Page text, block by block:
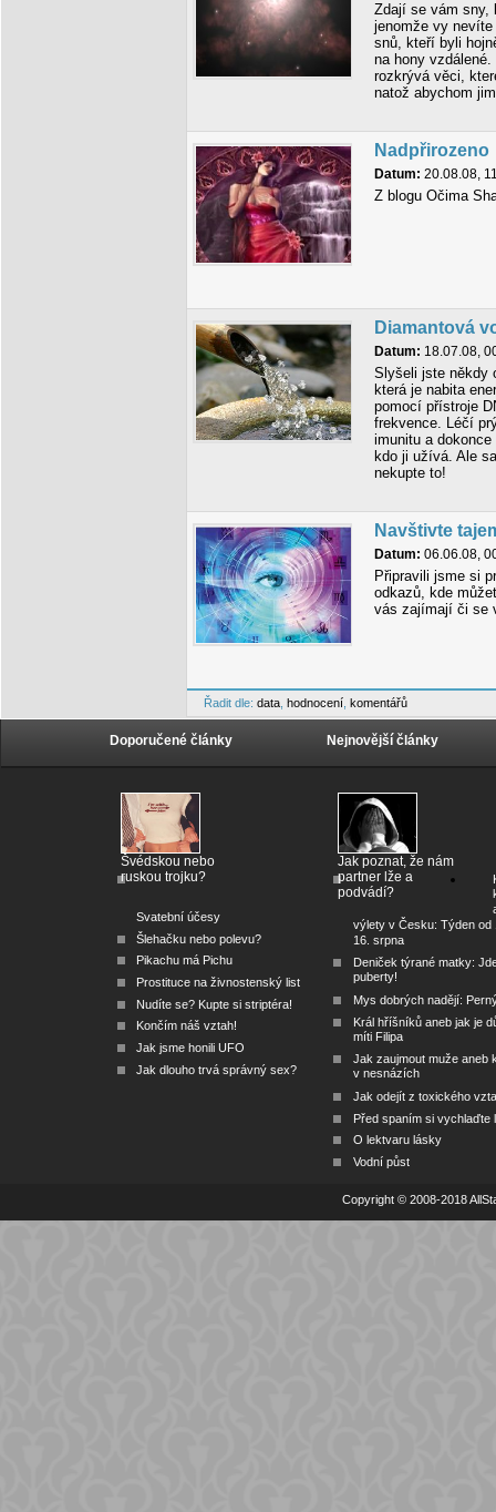
Zdají se vám sny,
jenomže vy
snů, kteří byli
na hony
rozkrývá věci,
natož abychom
Nadpřirozeno
Datum: 20.08.08,
Z blogu Očima
Diamantová
Datum: 18.07.08,
Slyšeli jste někdy
která je nabita
pomocí přístroje
frekvence. Léčí
imunitu a
kdo ji užívá. Ale
nekupte to!
Navštivte
Datum: 06.06.08,
Připravili jsme si
odkazů, kde
vás zajímají či se
Řadit dle: data hodnocení komentářů
Doporučené články
Švédskou nebo
ruskou trojku?
Svatební účesy
Šlehačku nebo polevu?
Pikachu má Pichu
Prostituce na živnostenský list
Nudíte se? Kupte si striptéra!
Končím náš vztah!
Jak jsme honili UFO
Jak dlouho trvá správný sex?
Nejnovější články
Jak poznat, že nám
partner lže a
podvádí?
výlety v Česku: Týden od
16. srpna
Deniček týrané matky:
puberty!
Mys dobrých nadějí:
Král hříšníků aneb jak je
míti Filipa
Jak zaujmout muže aneb
v nesnázích
Jak odejít z toxického
Před spaním si vychlaďte
O lektvaru lásky
Vodní půst
Copyright © 2008-2018